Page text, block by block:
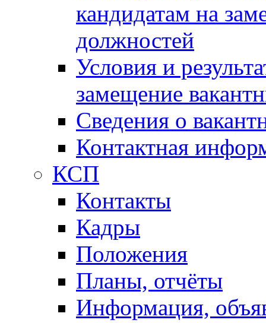
кандидатам на
должностей
Условия и
замещение
Сведения о
Контактная
КСП
Контакты
Кадры
Положения
Планы, отчёты
Информация,